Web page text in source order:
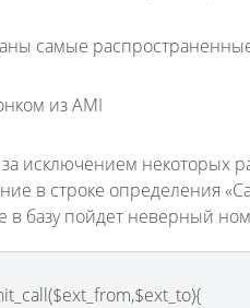
самые
из AMI
исключением некоторых
в строке определения
в базу пойдет неверный